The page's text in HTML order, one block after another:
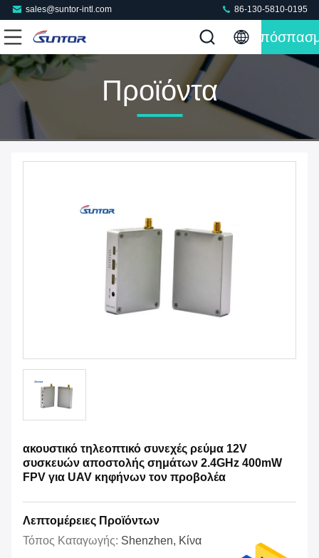
sales@suntor-intl.com 86-130-5810-0195
Προϊόντα
ακουστικό τηλεοπτικό συνεχές ρεύμα 12V
συσκευών αποστολής σημάτων 2.4GHz 400mW
FPV για UAV κηφήνων τον προβολέα
Λεπτομέρειες Προϊόντων
Τόπος Καταγωγής: Shenzhen, Κίνα